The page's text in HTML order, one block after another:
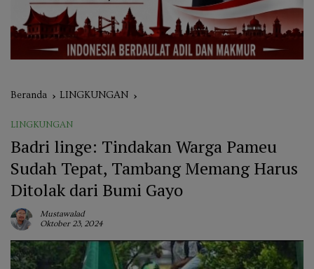
Beranda LINGKUNGAN
LINGKUNGAN
Badri linge: Tindakan Warga Pameu
Sudah Tepat, Tambang Memang Harus
Ditolak dari Bumi Gayo
Mustawalad
Oktober 23, 2024